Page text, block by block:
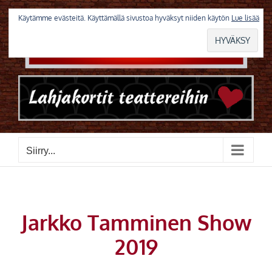
Skip
to
content
Siirry...
Jarkko Tamminen Show
2019
Käytämme evästeitä. Käyttämällä sivustoa hyväksyt niiden käytön Lue lisää